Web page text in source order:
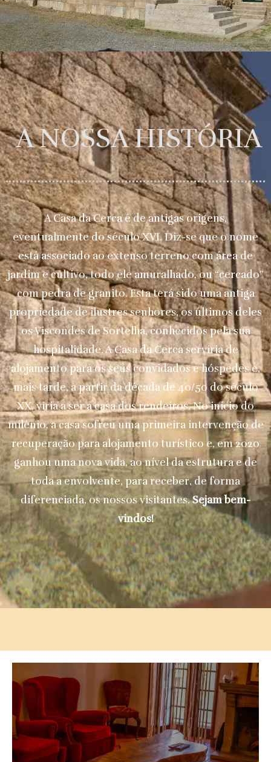
A NOSSA HISTÓRIA
A Casa da Cerca é de antigas origens,
eventualmente do século XVI. Diz-se que o nome
está associado ao extenso terreno com área de
jardim e cultivo, todo ele amuralhado, ou “cercado”
com pedra de granito. Esta terá sido uma antiga
propriedade de ilustres senhores, os últimos deles
os Viscondes de Sortelha, conhecidos pela sua
hospitalidade. A Casa da Cerca serviria de
alojamento para os seus convidados e hóspedes e,
mais tarde, a partir da década de 40/50 do século
XX, viria a ser a casa dos rendeiros. No início do
milénio, a casa sofreu uma primeira intervenção de
recuperação para alojamento turístico e, em 2020
ganhou uma nova vida, ao nível da estrutura e de
toda a envolvente, para receber, de forma
diferenciada, os nossos visitantes.Sejam bem-
vindos!